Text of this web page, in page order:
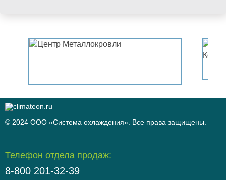
© 2024 ООО «Система охлаждения». Все права защищены.
Телефон отдела продаж:
8-800 201-32-39